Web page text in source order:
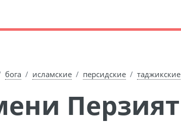
бога исламские персидские таджикские
Перзият